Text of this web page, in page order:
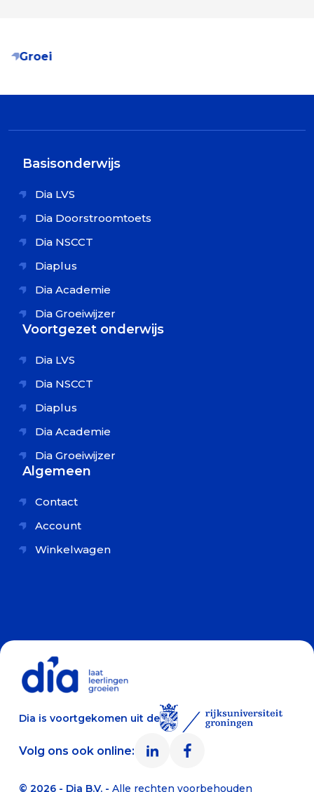
Groei
Basisonderwijs
Dia LVS
Dia Doorstroomtoets
Dia NSCCT
Diaplus
Dia Academie
Dia Groeiwijzer
Voortgezet onderwijs
Dia LVS
Dia NSCCT
Diaplus
Dia Academie
Dia Groeiwijzer
Algemeen
Contact
Account
Winkelwagen
Dia is voortgekomen uit de
Volg ons ook online:
© 2026 - Dia B.V. - Alle rechten voorbehouden